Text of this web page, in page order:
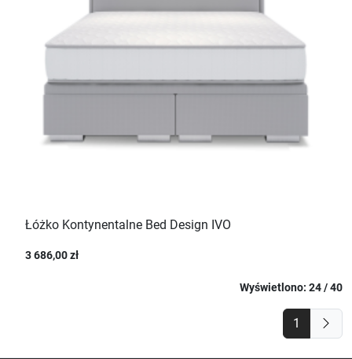
Łóżko Kontynentalne Bed Design IVO
3 686,00 zł
Wyświetlono: 24 / 40
1